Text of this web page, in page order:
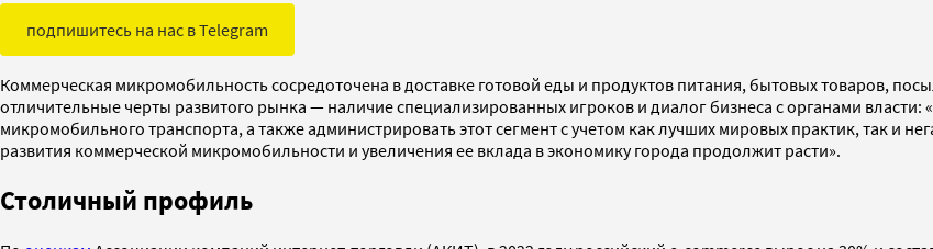
подпишитесь на нас в Telegram
Коммерческая микромобильность сосредоточена в доставке готовой еды и продуктов питания, бытовых товаров,
отличительные черты развитого рынка — наличие специализированных игроков и диалог бизнеса с органами
микромобильного транспорта, а также администрировать этот сегмент с учетом как лучших мировых практик, так и
развития коммерческой микромобильности и увеличения ее вклада в экономику города продолжит расти».
Столичный профиль